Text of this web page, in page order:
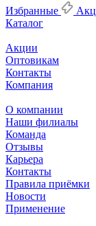
Избранные
Каталог
Акции
Оптовикам
Контакты
Компания
О компании
Наши филиалы
Команда
Отзывы
Карьера
Контакты
Правила приёмки
Новости
Применение